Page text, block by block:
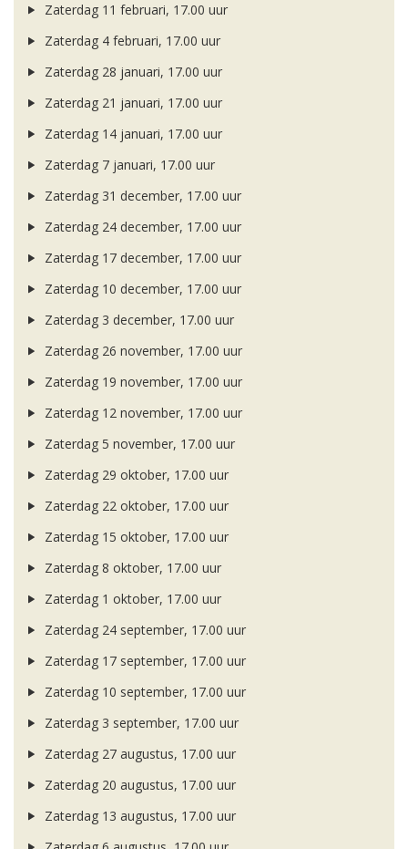
Zaterdag 11 februari, 17.00 uur
Zaterdag 4 februari, 17.00 uur
Zaterdag 28 januari, 17.00 uur
Zaterdag 21 januari, 17.00 uur
Zaterdag 14 januari, 17.00 uur
Zaterdag 7 januari, 17.00 uur
Zaterdag 31 december, 17.00 uur
Zaterdag 24 december, 17.00 uur
Zaterdag 17 december, 17.00 uur
Zaterdag 10 december, 17.00 uur
Zaterdag 3 december, 17.00 uur
Zaterdag 26 november, 17.00 uur
Zaterdag 19 november, 17.00 uur
Zaterdag 12 november, 17.00 uur
Zaterdag 5 november, 17.00 uur
Zaterdag 29 oktober, 17.00 uur
Zaterdag 22 oktober, 17.00 uur
Zaterdag 15 oktober, 17.00 uur
Zaterdag 8 oktober, 17.00 uur
Zaterdag 1 oktober, 17.00 uur
Zaterdag 24 september, 17.00 uur
Zaterdag 17 september, 17.00 uur
Zaterdag 10 september, 17.00 uur
Zaterdag 3 september, 17.00 uur
Zaterdag 27 augustus, 17.00 uur
Zaterdag 20 augustus, 17.00 uur
Zaterdag 13 augustus, 17.00 uur